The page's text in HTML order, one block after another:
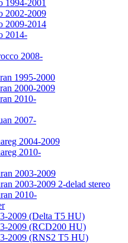
1994-2001
2002-2009
2009-2014
2014-
2008-
1995-2000
2000-2009
2010-
2007-
2004-2009
2010-
2003-2009
2003-2009 2-delad stereo
2010-
2009 (Delta T5 HU)
2009 (RCD200 HU)
2009 (RNS2 T5 HU)